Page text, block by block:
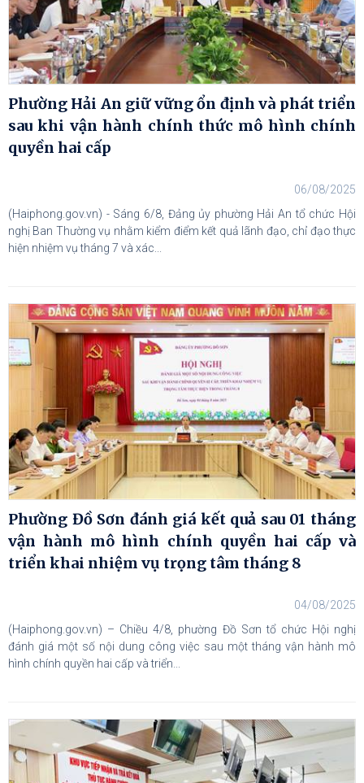
Phường Hải An giữ vững ổn định và phát triển
sau khi vận hành chính thức mô hình chính
quyền hai cấp
06/08/2025
(Haiphong.gov.vn) - Sáng 6/8, Đảng ủy phường Hải An tổ chức Hội
nghị Ban Thường vụ nhằm kiểm điểm kết quả lãnh đạo, chỉ đạo thực
hiện nhiệm vụ tháng 7 và xác...
Phường Đồ Sơn đánh giá kết quả sau 01 tháng
vận hành mô hình chính quyền hai cấp và
triển khai nhiệm vụ trọng tâm tháng 8
04/08/2025
(Haiphong.gov.vn) – Chiều 4/8, phường Đồ Sơn tổ chức Hội nghị
đánh giá một số nội dung công việc sau một tháng vận hành mô
hình chính quyền hai cấp và triển...